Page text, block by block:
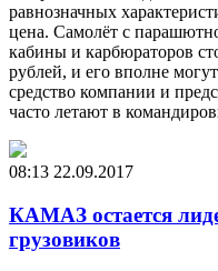
равнозначных
цена. Самолёт с
кабины и карбюраторов
рублей, и его вполне
средство компании и
часто летают в
08:13 22.09.2017
КАМАЗ остается
грузовиков